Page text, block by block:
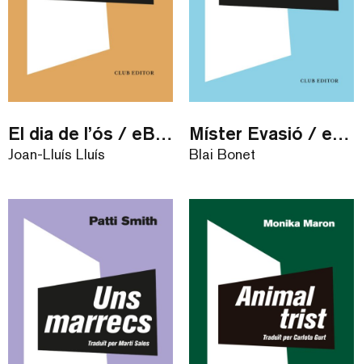
El dia de l’ós / eBook
Joan-Lluís Lluís
Míster Evasió / eBook
Blai Bonet